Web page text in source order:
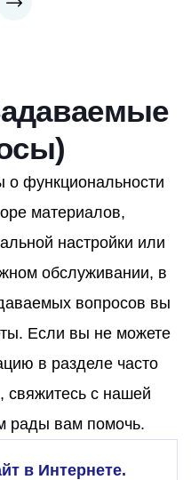
о функциональности
материалов,
настройки или
обслуживании, в
вопросов вы
Если вы не можете
в разделе часто
свяжитесь с нашей
рады вам помочь.
в Интернете.